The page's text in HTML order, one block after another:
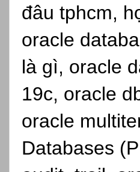
đâu tphcm,
oracle
là gì, oracle
19c, oracle
oracle
Databases